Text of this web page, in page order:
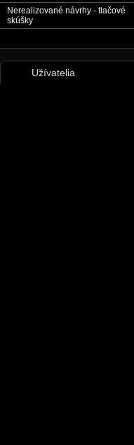
Nerealizované návrhy - tlačové
skúšky
Užívatelia